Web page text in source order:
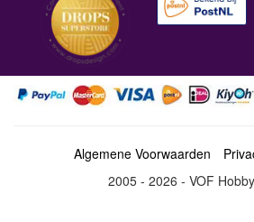
Algemene Voorwaarden
2005 - 2026 - VOF